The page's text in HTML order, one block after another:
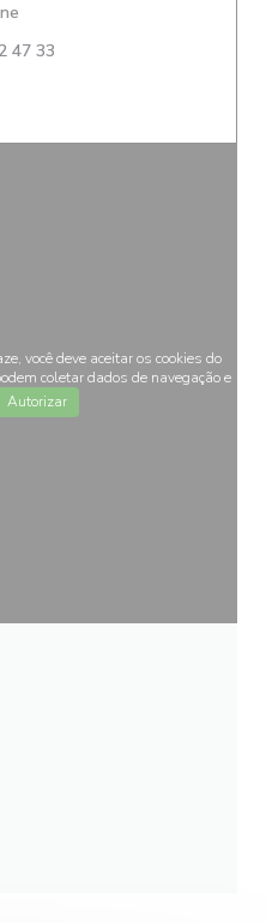
47 33
você deve aceitar os cookies do
coletar dados de navegação e
Autorizar